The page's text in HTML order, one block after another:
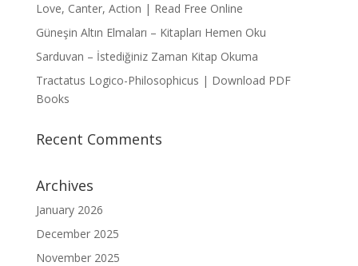
Love, Canter, Action | Read Free Online
Güneşin Altın Elmaları – Kitapları Hemen Oku
Sarduvan – İstediğiniz Zaman Kitap Okuma
Tractatus Logico-Philosophicus | Download PDF
Books
Recent Comments
Archives
January 2026
December 2025
November 2025